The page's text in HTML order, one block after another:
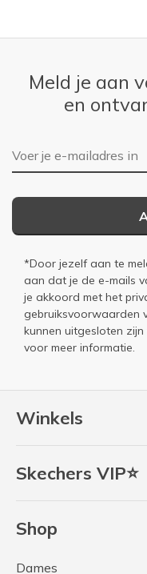
Winkels
Skechers VIP⭐
Shop
Dames
Meld je aan
en
E-mailadres
*Door jezelf aan te
aan dat je de e-mails
je akkoord met het
gebruiksvoorwaarden
kunnen uitgesloten
voor meer informatie.